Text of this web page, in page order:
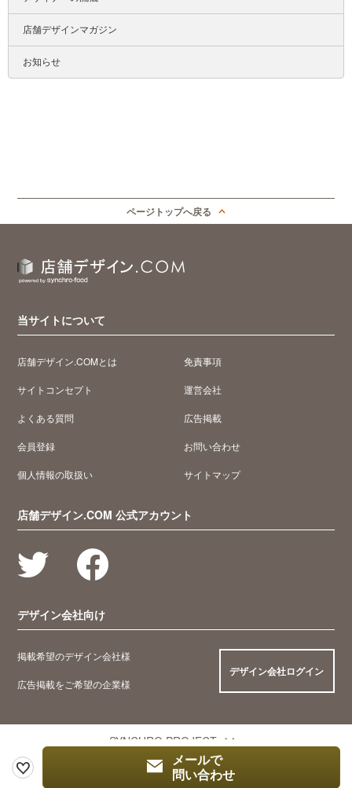
メールで
問い合わせ
店舗デザインマガジン
お知らせ
ページトップへ戻る
当サイトについて
店舗デザイン.COMとは
サイトコンセプト
よくある質問
会員登録
個人情報の取扱い
免責事項
運営会社
広告掲載
お問い合わせ
サイトマップ
店舗デザイン.COM 公式アカウント
デザイン会社向け
掲載希望のデザイン会社様
広告掲載をご希望の企業様
デザイン会社ログイン
SYNCHRO PROJECT
© 2005 Synchro Food Co., Ltd.